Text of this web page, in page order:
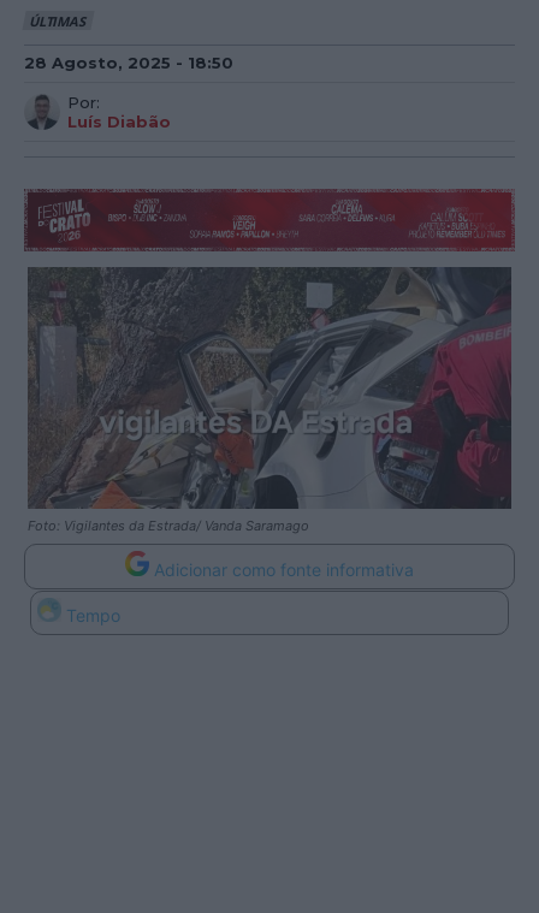
ÚLTIMAS
28 Agosto, 2025 - 18:50
Por:
Luís Diabão
Foto: Vigilantes da Estrada/ Vanda Saramago
Adicionar como fonte informativa
Tempo